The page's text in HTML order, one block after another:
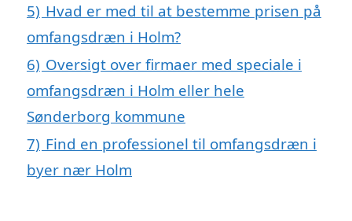
5) Hvad er med til at bestemme prisen på
omfangsdræn i Holm?
6) Oversigt over firmaer med speciale i
omfangsdræn i Holm eller hele
Sønderborg kommune
7) Find en professionel til omfangsdræn i
byer nær Holm